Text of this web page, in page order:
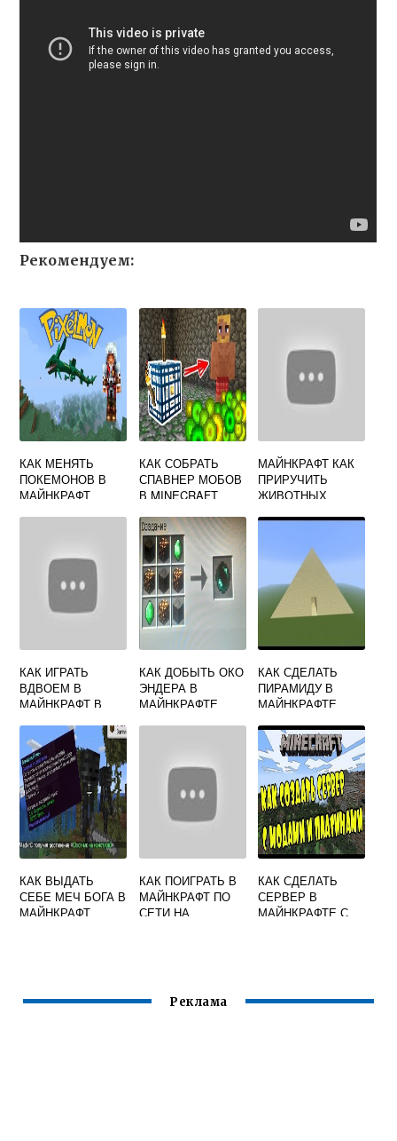
Рекомендуем:
КАК МЕНЯТЬ
ПОКЕМОНОВ В
МАЙНКРАФТ
КАК СОБРАТЬ
СПАВНЕР МОБОВ
В MINECRAFT
МАЙНКРАФТ КАК
ПРИРУЧИТЬ
ЖИВОТНЫХ
КАК ИГРАТЬ
ВДВОЕМ В
МАЙНКРАФТ В
ИГРЕ
КАК ДОБЫТЬ ОКО
ЭНДЕРА В
МАЙНКРАФТЕ
КАК СДЕЛАТЬ
ПИРАМИДУ В
МАЙНКРАФТЕ
КАК ВЫДАТЬ
СЕБЕ МЕЧ БОГА В
МАЙНКРАФТ
КАК ПОИГРАТЬ В
МАЙНКРАФТ ПО
СЕТИ НА
КАК СДЕЛАТЬ
СЕРВЕР В
МАЙНКРАФТЕ С
Реклама